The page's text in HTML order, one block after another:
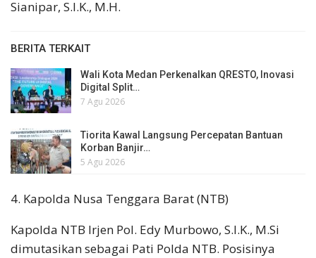
Sianipar, S.I.K., M.H.
BERITA TERKAIT
Wali Kota Medan Perkenalkan QRESTO, Inovasi
Digital Split…
7 Agu 2026
Tiorita Kawal Langsung Percepatan Bantuan
Korban Banjir…
5 Agu 2026
4. Kapolda Nusa Tenggara Barat (NTB)
Kapolda NTB Irjen Pol. Edy Murbowo, S.I.K., M.Si
dimutasikan sebagai Pati Polda NTB. Posisinya